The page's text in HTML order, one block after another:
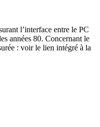
l’interface entre le PC
années 80. Concernant le
: voir le lien intégré à la